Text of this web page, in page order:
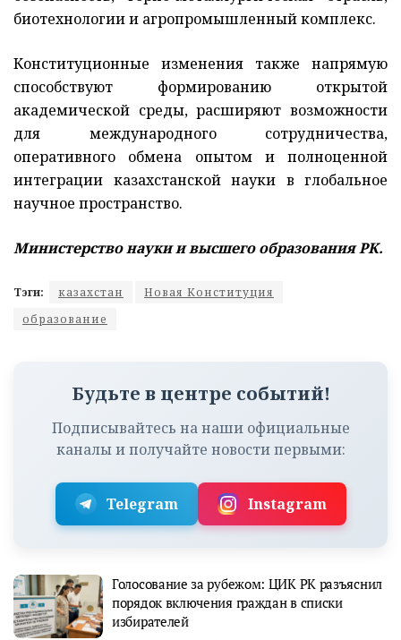
биотехнологии и агропромышленный комплекс.
Конституционные изменения также напрямую
способствуют формированию открытой
академической среды, расширяют возможности
для международного сотрудничества,
оперативного обмена опытом и полноценной
интеграции казахстанской науки в глобальное
научное пространство.
Министерство науки и высшего образования РК.
Тэги: казахстан
Новая Конституция
образование
Будьте в центре событий!
Подписывайтесь на наши официальные
каналы и получайте новости первыми:
Telegram Instagram
Голосование за рубежом: ЦИК РК разъяснил
порядок включения граждан в списки
избирателей